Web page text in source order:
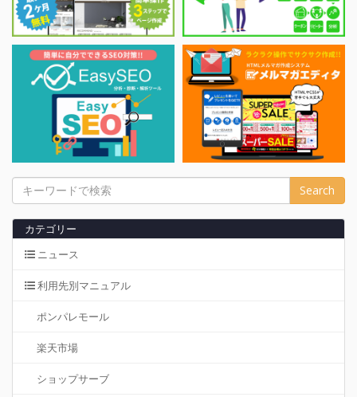
カテゴリー
ニュース
利用先別マニュアル
ポンパレモール
楽天市場
ショップサーブ